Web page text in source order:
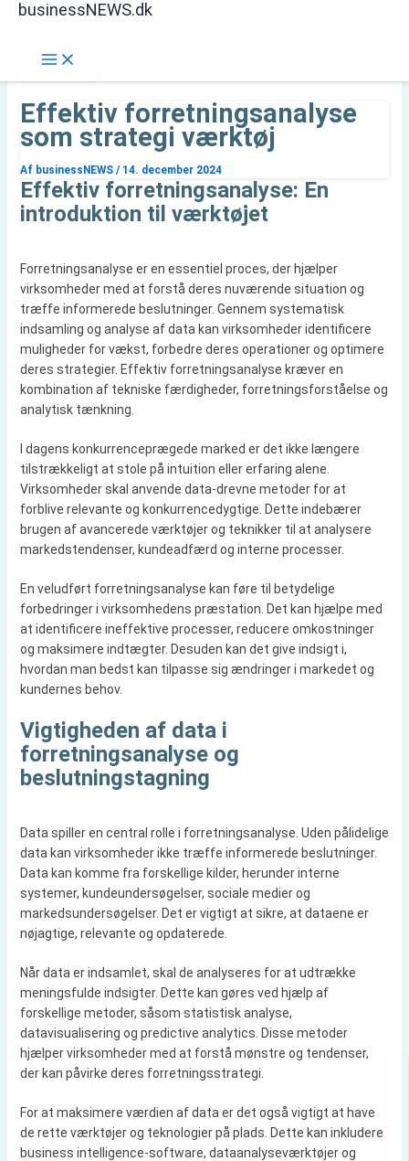
businessNEWS.dk
Effektiv forretningsanalyse
som strategi værktøj
Af businessNEWS / 14. december 2024
Effektiv forretningsanalyse: En
introduktion til værktøjet
Forretningsanalyse er en essentiel proces, der hjælper
virksomheder med at forstå deres nuværende situation og
træffe informerede beslutninger. Gennem systematisk
indsamling og analyse af data kan virksomheder identificere
muligheder for vækst, forbedre deres operationer og optimere
deres strategier. Effektiv forretningsanalyse kræver en
kombination af tekniske færdigheder, forretningsforståelse og
analytisk tænkning.
I dagens konkurrenceprægede marked er det ikke længere
tilstrækkeligt at stole på intuition eller erfaring alene.
Virksomheder skal anvende data-drevne metoder for at
forblive relevante og konkurrencedygtige. Dette indebærer
brugen af avancerede værktøjer og teknikker til at analysere
markedstendenser, kundeadfærd og interne processer.
En veludført forretningsanalyse kan føre til betydelige
forbedringer i virksomhedens præstation. Det kan hjælpe med
at identificere ineffektive processer, reducere omkostninger
og maksimere indtægter. Desuden kan det give indsigt i,
hvordan man bedst kan tilpasse sig ændringer i markedet og
kundernes behov.
Vigtigheden af data i
forretningsanalyse og
beslutningstagning
Data spiller en central rolle i forretningsanalyse. Uden pålidelige
data kan virksomheder ikke træffe informerede beslutninger.
Data kan komme fra forskellige kilder, herunder interne
systemer, kundeundersøgelser, sociale medier og
markedsundersøgelser. Det er vigtigt at sikre, at dataene er
nøjagtige, relevante og opdaterede.
Når data er indsamlet, skal de analyseres for at udtrække
meningsfulde indsigter. Dette kan gøres ved hjælp af
forskellige metoder, såsom statistisk analyse,
datavisualisering og predictive analytics. Disse metoder
hjælper virksomheder med at forstå mønstre og tendenser,
der kan påvirke deres forretningsstrategi.
For at maksimere værdien af data er det også vigtigt at have
de rette værktøjer og teknologier på plads. Dette kan inkludere
business intelligence-software, dataanalyseværktøjer og